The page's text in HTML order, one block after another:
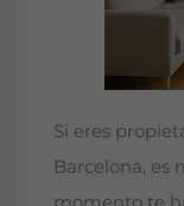
Si eres
Barcelona, es